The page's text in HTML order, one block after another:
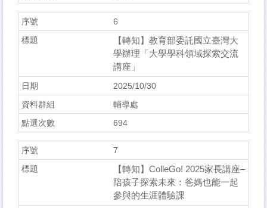
6
【轉知】教育部委託國立臺灣大
學辦理「大學學科領域探索交流
講座」
2025/10/30
輔導處
694
7
【轉知】ColleGo! 2025家長講座–
陪孩子探索未來：爸媽也能一起
參與的生涯體驗課